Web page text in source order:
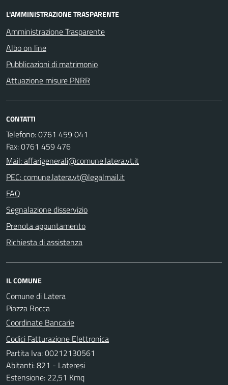
L'AMMINISTRAZIONE TRASPARENTE
Amministrazione Trasparente
Albo on line
Pubblicazioni di matrimonio
Attuazione misure PNRR
CONTATTI
Telefono: 0761 459 041
Fax: 0761 459 476
Mail: affarigenerali@comune.latera.vt.it
PEC: comune.latera.vt@legalmail.it
FAQ
Segnalazione disservizio
Prenota appuntamento
Richiesta di assistenza
IL COMUNE
Comune di Latera
Piazza Rocca
Coordinate Bancarie
Codici Fatturazione Elettronica
Partita Iva: 00212130561
Abitanti: 821 - Lateresi
Estensione: 22,51 Kmq